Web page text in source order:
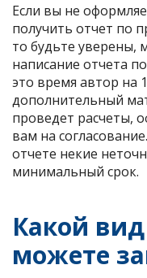
Если вы не
получить отчет по
то будьте уверены,
написание отчета
это время автор на
дополнительный
проведет расчеты,
вам на
отчете некие
минимальный срок.
Какой
можете